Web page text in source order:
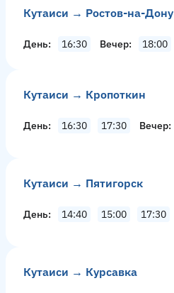
Кутаиси → Ростов-на-Дону
День 16:30 Вечер 18:00
Кутаиси → Кропоткин
День 16:30 17:30 Вечер
Кутаиси → Пятигорск
День 14:40 15:00 17:30
Кутаиси → Курсавка